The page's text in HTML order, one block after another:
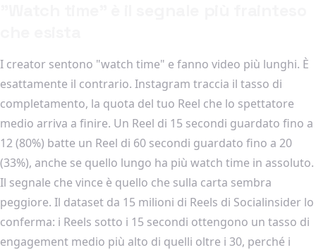
I creator sentono "watch time" e fanno video più lunghi. È
esattamente il contrario. Instagram traccia il tasso di
completamento, la quota del tuo Reel che lo spettatore
medio arriva a finire. Un Reel di 15 secondi guardato fino a
12 (80%) batte un Reel di 60 secondi guardato fino a 20
(33%), anche se quello lungo ha più watch time in assoluto.
Il segnale che vince è quello che sulla carta sembra
peggiore. Il dataset da 15 milioni di Reels di Socialinsider lo
conferma: i Reels sotto i 15 secondi ottengono un tasso di
engagement medio più alto di quelli oltre i 30, perché i